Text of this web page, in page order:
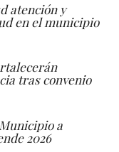
atención y
en el municipio
tras convenio
a
2026